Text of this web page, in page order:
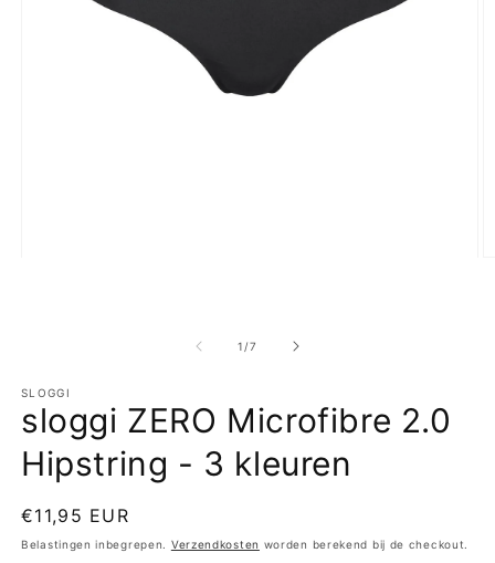
1 /van
7
SLOGGI
sloggi ZERO Microfibre 2.0
Hipstring - 3 kleuren
Normale
prijs
€11,95 EUR
Belastingen inbegrepen. Verzendkosten worden berekend bij de checkout.